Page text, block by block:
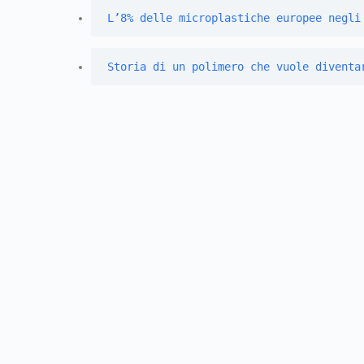
L’8% delle microplastiche europee
Storia di un polimero che vuole